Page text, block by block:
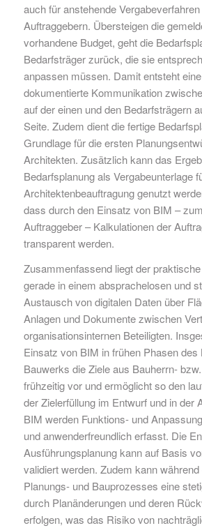
auch für anstehende
Auftraggebern. Übersteigen die
vorhandene Budget, geht die
Bedarfsträger zurück, die sie
anpassen müssen. Damit entsteht
dokumentierte Kommunikation
auf der einen und den Bedarfsträgern
Seite. Zudem dient die fertige
Grundlage für die ersten
Architekten. Zusätzlich kann das
Bedarfsplanung als Vergabeunterlage
Architektenbeauftragung genutzt
dass durch den Einsatz von BIM –
Auftraggeber – Kalkulationen der
transparent werden.
Zusammenfassend liegt der
gerade in einem absprachelosen und
Austausch von digitalen Daten über
Anlagen und Dokumente zwischen
organisationsinternen Beteiligten.
Einsatz von BIM in frühen Phasen
Bauwerks die Ziele aus Bauherrn-
frühzeitig vor und ermöglicht so den
der Zielerfüllung im Entwurf und in der
BIM werden Funktions- und
und anwenderfreundlich erfasst. Die
Ausführungsplanung kann auf Basis
validiert werden. Zudem kann
Planungs- und Bauprozesses eine
durch Planänderungen und deren
erfolgen, was das Risiko von